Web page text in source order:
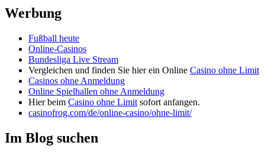
Werbung
Fußball heute
Online-Casinos
Bundesliga Live Stream
Vergleichen und finden Sie hier ein Online Casino ohne Limit
Casinos ohne Anmeldung
Online Spielhallen ohne Anmeldung
Hier beim Casino ohne Limit sofort anfangen.
casinofrog.com/de/online-casino/ohne-limit/
Im Blog suchen